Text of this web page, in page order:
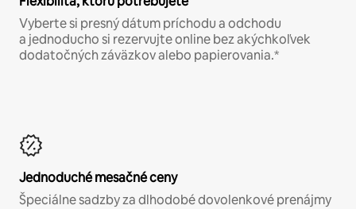
Vyberte si presný dátum príchodu a odchodu
a jednoducho si rezervujte online bez akýchkoľvek
dodatočných záväzkov alebo papierovania.*
Jednoduché mesačné ceny
Špeciálne sadzby za dlhodobé dovolenkové prenájmy